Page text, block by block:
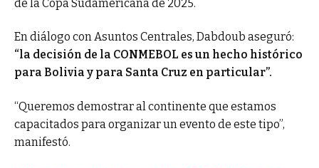
de la Copa Sudamericana de 2025.
En diálogo con Asuntos Centrales, Dabdoub aseguró:
“la decisión de la CONMEBOL es un hecho histórico
para Bolivia y para Santa Cruz en particular”.
“Queremos demostrar al continente que estamos
capacitados para organizar un evento de este tipo”,
manifestó.